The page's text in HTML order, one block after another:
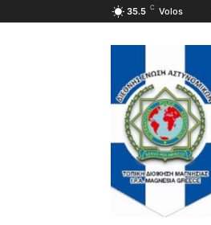
35.5 C Volos